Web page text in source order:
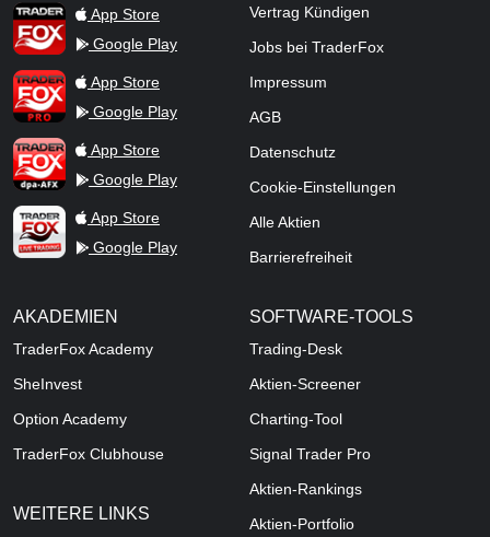
TraderFox AppApp Store
Google Play
TraderFox ProApp Store
Google Play
TraderFox dpa-AFX ProFeed
App Store
Google Play
TraderFox Live Trading
App Store
Google Play
Vertrag Kündigen
Jobs bei TraderFox
Impressum
AGB
Datenschutz
Cookie-Einstellungen
Alle Aktien
Barrierefreiheit
AKADEMIEN
TraderFox Academy
SheInvest
Option Academy
TraderFox Clubhouse
WEITERE LINKS
SOFTWARE-TOOLS
Trading-Desk
Aktien-Screener
Charting-Tool
Signal Trader Pro
Aktien-Rankings
Aktien-Portfolio